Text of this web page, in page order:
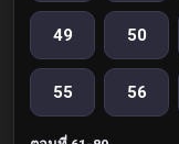
49 50
55 56